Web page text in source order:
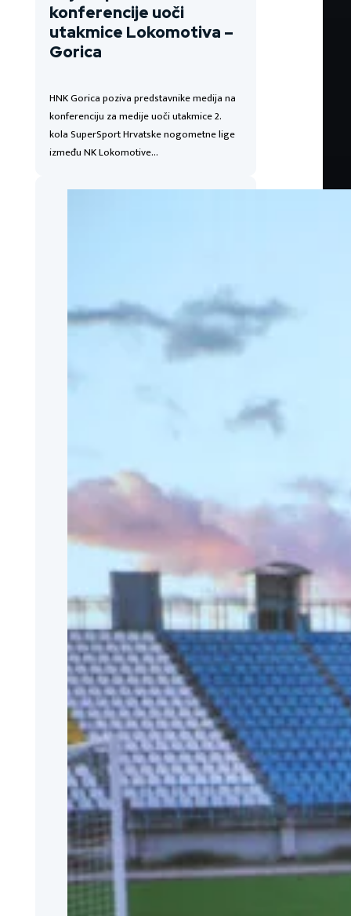
konferencije uoči
utakmice Lokomotiva –
Gorica
HNK Gorica poziva predstavnike medija na
konferenciju za medije uoči utakmice 2.
kola SuperSport Hrvatske nogometne lige
između NK Lokomotive…